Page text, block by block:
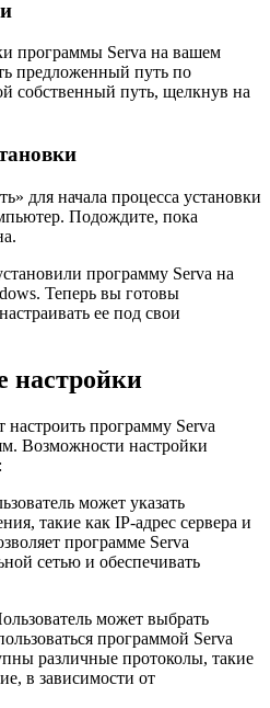
программы Serva на вашем
предложенный путь по
собственный путь, щелкнув на
для начала процесса установки
Подождите, пока
программу Serva на
Теперь вы готовы
ее под свои
настройки
программу Serva
Возможности настройки
может указать
такие как IP-адрес сервера и
программе Serva
сетью и обеспечивать
может выбрать
программой Serva
различные протоколы, такие
в зависимости от